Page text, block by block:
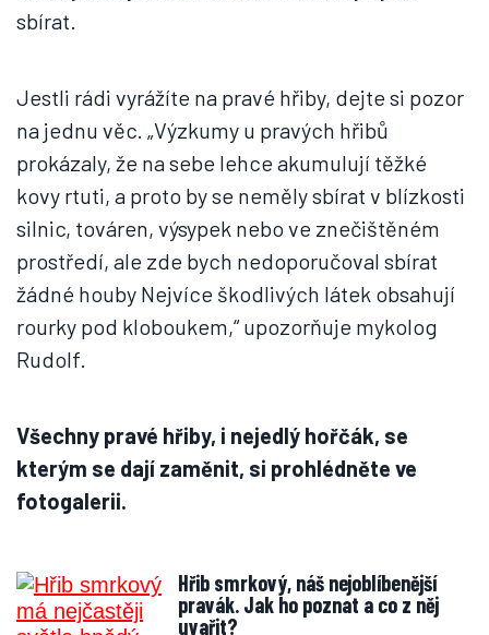
sbírat.
Jestli rádi vyrážíte na pravé hřiby, dejte si pozor
na jednu věc. „Výzkumy u pravých hřibů
prokázaly, že na sebe lehce akumulují těžké
kovy rtuti, a proto by se neměly sbírat v blízkosti
silnic, továren, výsypek nebo ve znečištěném
prostředí, ale zde bych nedoporučoval sbírat
žádné houby Nejvíce škodlivých látek obsahují
rourky pod kloboukem,“ upozorňuje mykolog
Rudolf.
Všechny pravé hřiby, i nejedlý hořčák, se
kterým se dají zaměnit, si prohlédněte ve
fotogalerii.
Hřib smrkový, náš nejoblíbenější
pravák. Jak ho poznat a co z něj
uvařit?